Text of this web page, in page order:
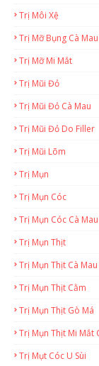
Trị Môi Xệ
Trị Mỡ Bụng Cà Mau
Trị Mỡ Mi Mắt
Trị Mũi Đỏ
Trị Mũi Đỏ Cà Mau
Trị Mũi Đỏ Do Filler
Trị Mũi Lõm
Trị Mụn
Trị Mụn Cóc
Trị Mụn Cóc Cà Mau
Trị Mụn Thịt
Trị Mụn Thịt Cà Mau
Trị Mụn Thịt Cằm
Trị Mụn Thịt Gò Má
Trị Mụn Thịt Mi Mắt
Trị Mụt Cóc U Sùi